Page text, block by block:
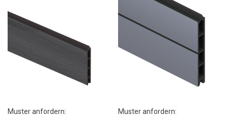
Muster anfordern:
Muster anfordern: